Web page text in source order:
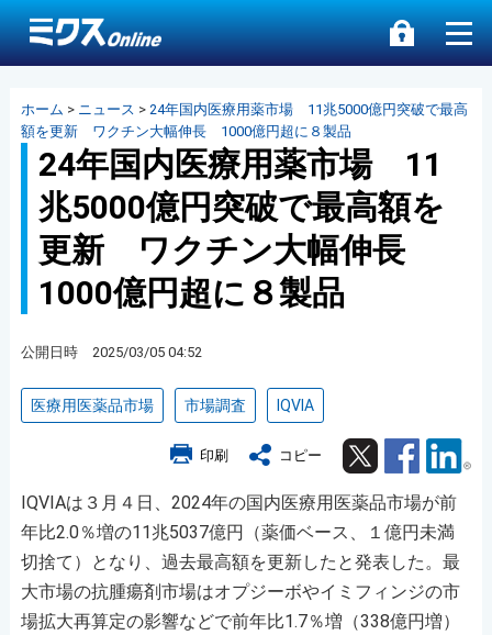
ホーム > ニュース > 24年国内医療用薬市場 11兆5000億円突破で最高
額を更新 ワクチン大幅伸長 1000億円超に８製品
24年国内医療用薬市場 11
兆5000億円突破で最高額を
更新 ワクチン大幅伸長
1000億円超に８製品
公開日時 2025/03/05 04:52
医療用医薬品市場 市場調査 IQVIA
印刷 コピー Twitter Facebook
IQVIAは３月４日、2024年の国内医療用医薬品市場が前
年比2.0％増の11兆5037億円（薬価ベース、１億円未満
切捨て）となり、過去最高額を更新したと発表した。最
大市場の抗腫瘍剤市場はオプジーボやイミフィンジの市
場拡大再算定の影響などで前年比1.7％増（338億円増）